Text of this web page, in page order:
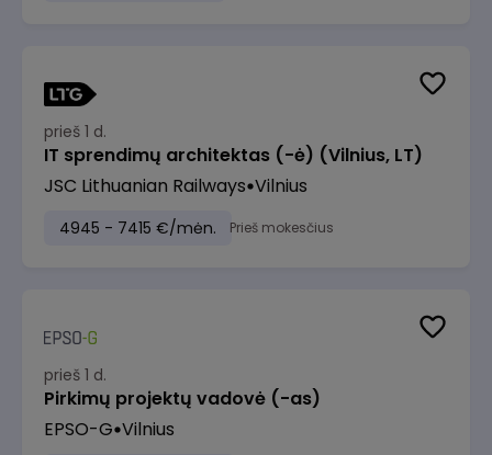
prieš 1 d.
IT sprendimų architektas (-ė) (Vilnius, LT)
JSC Lithuanian Railways Vilnius
4945 - 7415 €/mėn. Prieš mokesčius
prieš 1 d.
Pirkimų projektų vadovė (-as)
EPSO-G Vilnius